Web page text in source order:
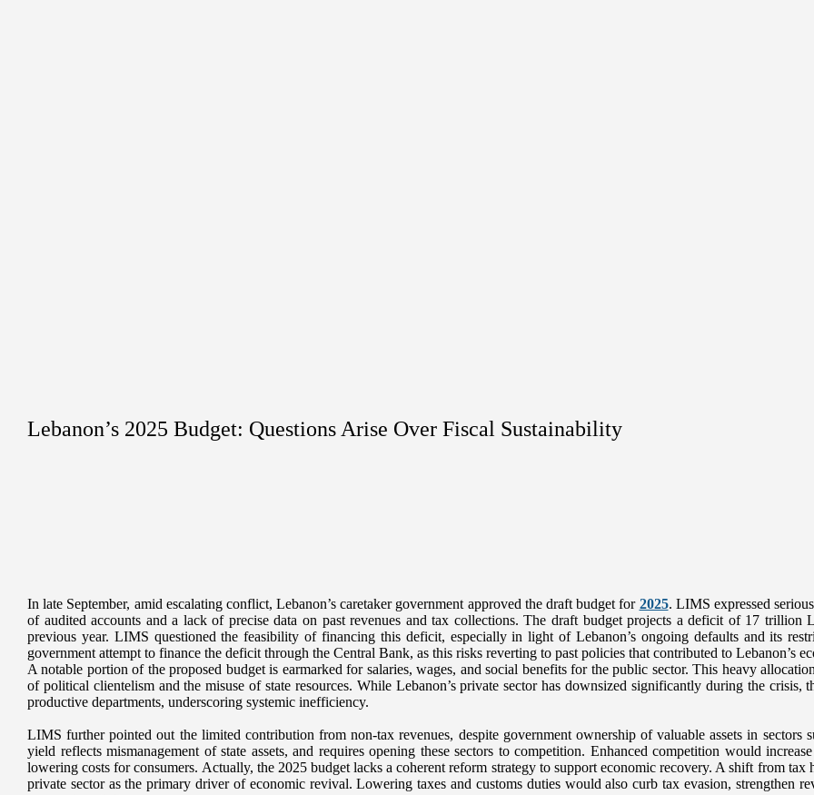
Lebanon’s 2025 Budget: Questions Arise Over Fiscal Sustainability
In late September, amid escalating conflict, Lebanon’s caretaker government approved the draft budget for 2025. LIMS expressed
of audited accounts and a lack of precise data on past revenues and tax collections. The draft budget projects a deficit of 17 trillion
previous year. LIMS questioned the feasibility of financing this deficit, especially in light of Lebanon’s ongoing defaults and its
government attempt to finance the deficit through the Central Bank, as this risks reverting to past policies that contributed to Lebanon’s
A notable portion of the proposed budget is earmarked for salaries, wages, and social benefits for the public sector. This heavy
of political clientelism and the misuse of state resources. While Lebanon’s private sector has downsized significantly during the crisis,
productive departments, underscoring systemic inefficiency.
LIMS further pointed out the limited contribution from non-tax revenues, despite government ownership of valuable assets in
yield reflects mismanagement of state assets, and requires opening these sectors to competition. Enhanced competition would
lowering costs for consumers. Actually, the 2025 budget lacks a coherent reform strategy to support economic recovery. A shift from
private sector as the primary driver of economic revival. Lowering taxes and customs duties would also curb tax evasion, strengthen